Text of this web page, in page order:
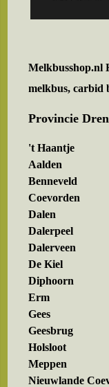
melkbus, carbid
Provincie
't Haantje
Aalden
Benneveld
Coevorden
Dalen
Dalerpeel
Dalerveen
De Kiel
Diphoorn
Erm
Gees
Geesbrug
Holsloot
Meppen
Nieuwlande